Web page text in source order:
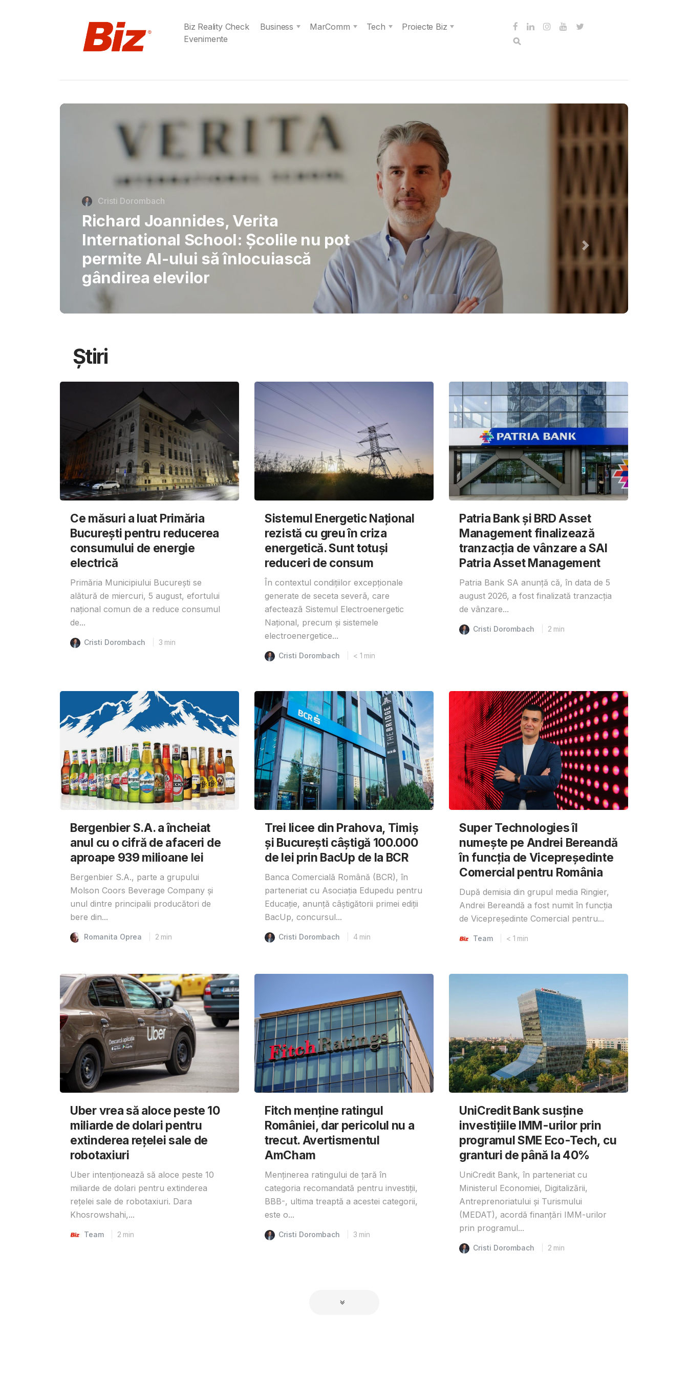
Biz Reality Check Business MarComm Tech
Proiecte Biz
Evenimente
Gabriel Barliga
Oana Gheorghiu: Curajul de a lupta
pentru schimbare
Știri
Ce măsuri a luat Primăria
București pentru reducerea
consumului de energie
electrică
Primăria Municipiului București se
alătură de miercuri, 5 august, efortului
național comun de a reduce consumul
de...
Cristi Dorombach 3 min
Sistemul Energetic Național
rezistă cu greu în criza
energetică. Sunt totuși
reduceri de consum
În contextul condițiilor excepționale
generate de seceta severã, care
afecteazã Sistemul Electroenergetic
Național, precum și sistemele
electroenergetice...
Cristi Dorombach < 1 min
Patria Bank și BRD Asset
Management finalizează
tranzacția de vânzare a SAI
Patria Asset Management
Patria Bank SA anunță că, în data de 5
august 2026, a fost finalizată tranzacția
de vânzare...
Cristi Dorombach 2 min
Bergenbier S.A. a încheiat
anul cu o cifră de afaceri de
aproape 939 milioane lei
Bergenbier S.A., parte a grupului
Molson Coors Beverage Company și
unul dintre principalii producători de
bere din...
Romanita Oprea 2 min
Trei licee din Prahova, Timiș
și București câștigă 100.000
de lei prin BacUp de la BCR
Banca Comercială Română (BCR), în
parteneriat cu Asociația Edupedu pentru
Educație, anunță câștigătorii primei ediții
BacUp, concursul...
Cristi Dorombach 4 min
Super Technologies îl
numește pe Andrei Bereandă
în funcția de Vicepreședinte
Comercial pentru România
După demisia din grupul media Ringier,
Andrei Bereandă a fost numit în funcția
de Vicepreședinte Comercial pentru...
Team < 1 min
Uber vrea să aloce peste 10
miliarde de dolari pentru
extinderea rețelei sale de
robotaxiuri
Uber intenționează să aloce peste 10
miliarde de dolari pentru extinderea
rețelei sale de robotaxiuri. Dara
Khosrowshahi,...
Team 2 min
Fitch menține ratingul
României, dar pericolul nu a
trecut. Avertismentul
AmCham
Menținerea ratingului de țară în
categoria recomandată pentru investiții,
BBB-, ultima treaptă a acestei categorii,
este o...
Cristi Dorombach 3 min
UniCredit Bank susține
investițiile IMM-urilor prin
programul SME Eco-Tech, cu
granturi de până la 40%
UniCredit Bank, în parteneriat cu
Ministerul Economiei, Digitalizării,
Antreprenoriatului și Turismului
(MEDAT), acordă finanțări IMM-urilor
prin programul...
Cristi Dorombach 2 min